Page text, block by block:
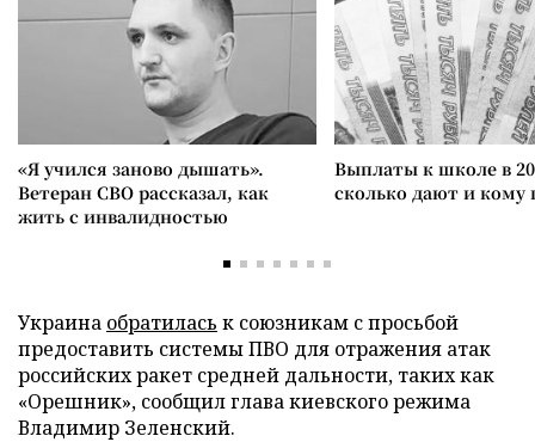
«Я учился заново дышать».
Ветеран СВО рассказал, как
жить с инвалидностью
Выплаты к школе в
сколько дают и
Украина обратилась к союзникам с просьбой
предоставить системы ПВО для отражения атак
российских ракет средней дальности, таких как
«Орешник», сообщил глава киевского режима
Владимир Зеленский.